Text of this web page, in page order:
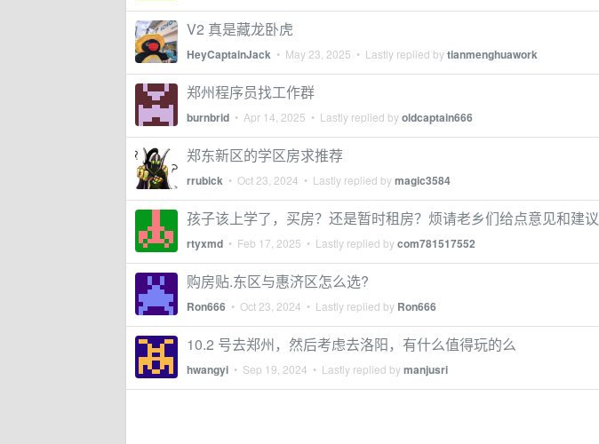
V2 真是藏龙卧虎
HeyCaptainJack • May 23, 2025 • Lastly replied bytianmenghuawork
郑州程序员找工作群
burnbrid • Apr 14, 2025 • Lastly replied byoldcaptain666
郑东新区的学区房求推荐
rrubick • Oct 23, 2024 • Lastly replied bymagic3584
孩子该上学了，买房？还是暂时租房？烦请老乡们给点意见和建议
rtyxmd • Feb 17, 2025 • Lastly replied bycom781517552
购房贴.东区与惠济区怎么选?
Ron666 • Oct 23, 2024 • Lastly replied by Ron666
10.2 号去郑州，然后考虑去洛阳，有什么值得玩的么
hwangyi • Sep 19, 2024 • Lastly replied bymanjusri